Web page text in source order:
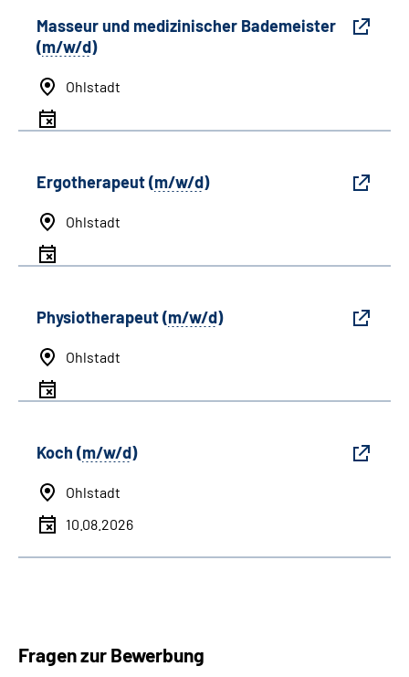
Masseur und medizinischer Bademeister
(m/w/d)
Ohlstadt
Ergotherapeut (m/w/d)
Ohlstadt
Physiotherapeut (m/w/d)
Ohlstadt
Koch (m/w/d)
Ohlstadt
10.08.2026
Fragen zur Bewerbung